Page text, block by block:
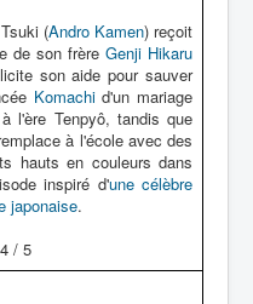
(Andro Kamen) reçoit
de son frère Genji Hikaru
son aide pour sauver
Komachid'un mariage
l'ère Tenpyô, tandis que
à l'école avec des
hauts en couleurs dans
inspiré d'une célèbre
japonaise.
4 / 5